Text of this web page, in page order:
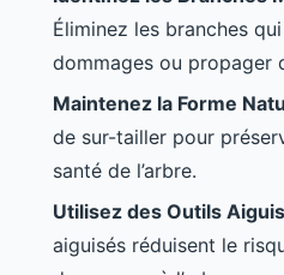
Éliminez les branches
dommages ou propager
Maintenez la Forme
de sur-tailler pour
santé de l’arbre.
Utilisez des Outils
aiguisés réduisent le